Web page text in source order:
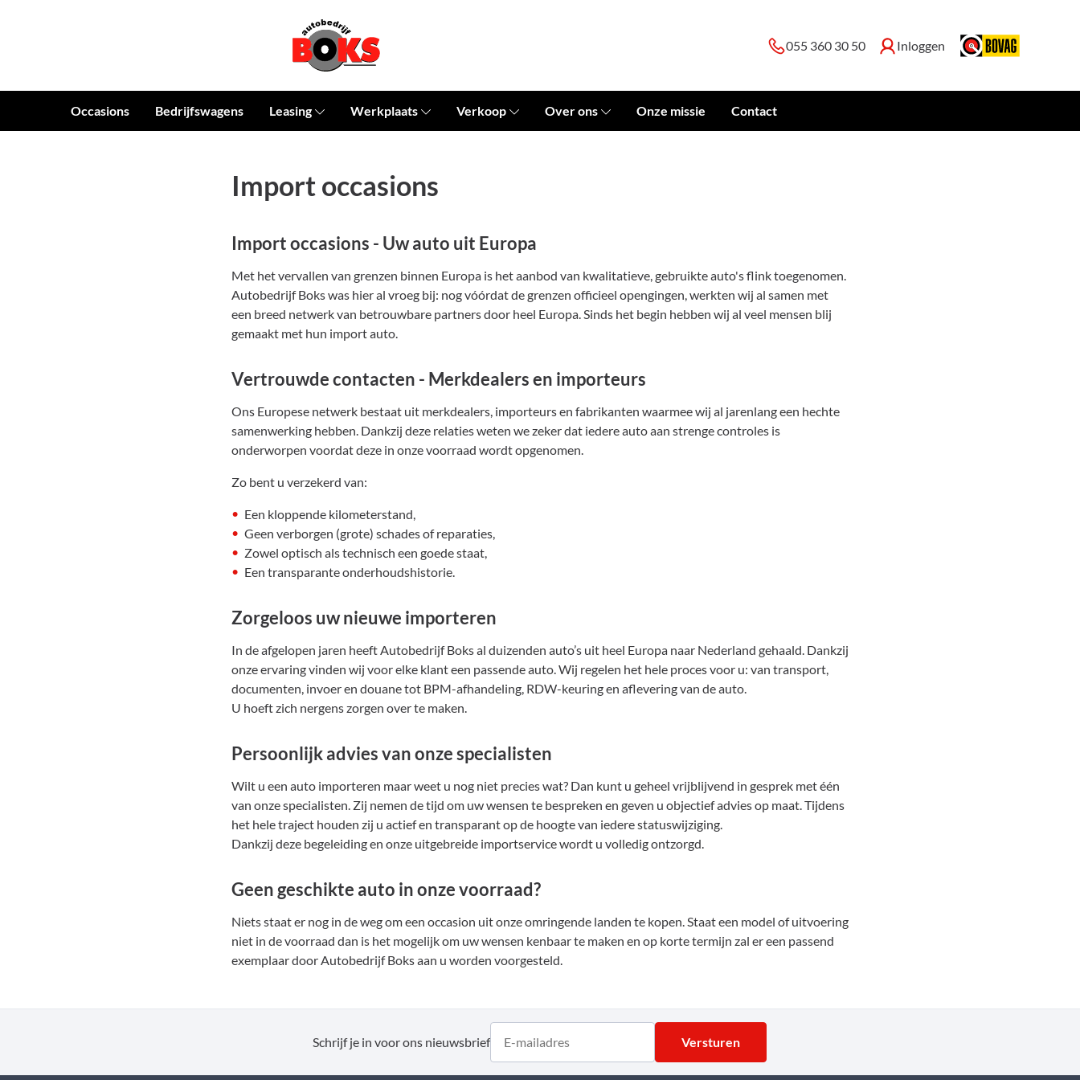
055 360 30 50 Inloggen
Occasions Bedrijfswagens Leasing Werkplaats Verkoop Over ons Onze missie Contact
Import occasions
Import occasions - Uw auto uit Europa
Met het vervallen van grenzen binnen Europa is het aanbod van kwalitatieve, gebruikte auto's flink toegenomen.
Autobedrijf Boks was hier al vroeg bij: nog vóórdat de grenzen officieel opengingen, werkten wij al samen met
een breed netwerk van betrouwbare partners door heel Europa. Sinds het begin hebben wij al veel mensen blij
gemaakt met hun import auto.
Vertrouwde contacten - Merkdealers en importeurs
Ons Europese netwerk bestaat uit merkdealers, importeurs en fabrikanten waarmee wij al jarenlang een hechte
samenwerking hebben. Dankzij deze relaties weten we zeker dat iedere auto aan strenge controles is
onderworpen voordat deze in onze voorraad wordt opgenomen.
Zo bent u verzekerd van:
Een kloppende kilometerstand,
Geen verborgen (grote) schades of reparaties,
Zowel optisch als technisch een goede staat,
Een transparante onderhoudshistorie.
Zorgeloos uw nieuwe importeren
In de afgelopen jaren heeft Autobedrijf Boks al duizenden auto’s uit heel Europa naar Nederland gehaald. Dankzij
onze ervaring vinden wij voor elke klant een passende auto. Wij regelen het hele proces voor u: van transport,
documenten, invoer en douane tot BPM-afhandeling, RDW-keuring en aflevering van de auto.
U hoeft zich nergens zorgen over te maken.
Persoonlijk advies van onze specialisten
Wilt u een auto importeren maar weet u nog niet precies wat? Dan kunt u geheel vrijblijvend in gesprek met één
van onze specialisten. Zij nemen de tijd om uw wensen te bespreken en geven u objectief advies op maat. Tijdens
het hele traject houden zij u actief en transparant op de hoogte van iedere statuswijziging.
Dankzij deze begeleiding en onze uitgebreide importservice wordt u volledig ontzorgd.
Geen geschikte auto in onze voorraad?
Niets staat er nog in de weg om een occasion uit onze omringende landen te kopen. Staat een model of uitvoering
niet in de voorraad dan is het mogelijk om uw wensen kenbaar te maken en op korte termijn zal er een passend
exemplaar door Autobedrijf Boks aan u worden voorgesteld.
Schrijf je in voor ons nieuwsbrief Versturen